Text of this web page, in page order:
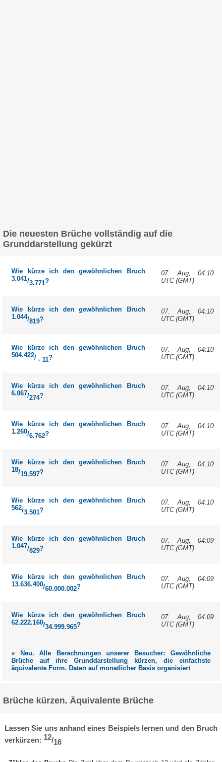
Die neuesten Brüche vollständig auf die
Grunddarstellung gekürzt
Wie kürze ich den gewöhnlichen Bruch
3.041/3.771?
07. Aug, 04:10
UTC (GMT)
Wie kürze ich den gewöhnlichen Bruch
1.044/819?
07. Aug, 04:10
UTC (GMT)
Wie kürze ich den gewöhnlichen Bruch
504.422/ - 11?
07. Aug, 04:10
UTC (GMT)
Wie kürze ich den gewöhnlichen Bruch
6.067/274?
07. Aug, 04:10
UTC (GMT)
Wie kürze ich den gewöhnlichen Bruch
1.260/6.762?
07. Aug, 04:10
UTC (GMT)
Wie kürze ich den gewöhnlichen Bruch
18/19.597?
07. Aug, 04:10
UTC (GMT)
Wie kürze ich den gewöhnlichen Bruch
562/3.501?
07. Aug, 04:10
UTC (GMT)
Wie kürze ich den gewöhnlichen Bruch
1.047/829?
07. Aug, 04:09
UTC (GMT)
Wie kürze ich den gewöhnlichen Bruch
13.636.400/60.000.002?
07. Aug, 04:09
UTC (GMT)
Wie kürze ich den gewöhnlichen Bruch
62.222.160/34.999.965?
07. Aug, 04:09
UTC (GMT)
» Neu. Alle Berechnungen unserer Besucher: Gewöhnliche
Brüche auf ihre Grunddarstellung kürzen, die einfachste
äquivalente Form. Daten auf monatlicher Basis organisiert
Brüche kürzen. Äquivalente Brüche
Lassen Sie uns anhand eines Beispiels lernen und den Bruch
verkürzen: 12/16